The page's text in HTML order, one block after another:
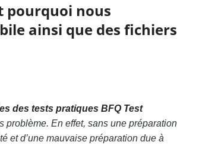
pourquoi nous
ainsi que des fichiers
des tests pratiques BFQ Test
problème. En effet, sans une préparation
et d’une mauvaise préparation due à